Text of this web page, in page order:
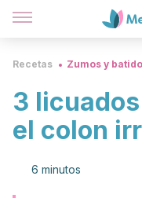
Recetas Zumos y
3
el colon
6 minutos